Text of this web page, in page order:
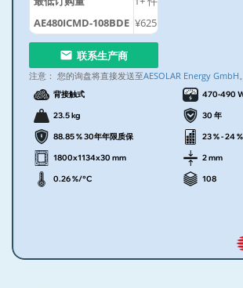
AE480ICMD-108BDE ¥625
联系生产商
注意： 您的询盘将直接发送至AESOLAR Energy GmbH。
背接触式 470-490
23.5 kg 30 年
88.85 % 30年年限质保 23 % - 24 %
1800x1134x30 mm 2 mm
0.26 %/°C 108